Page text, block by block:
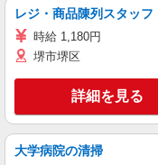
レジ・商品陳列スタッフ
時給 1,180円
堺市堺区
詳細を見る
大学病院の清掃